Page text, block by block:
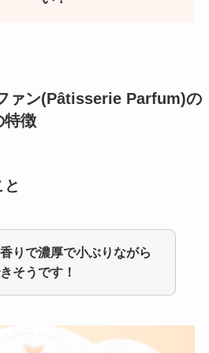
ァン(Pâtisserie Parfum)の
特徴
りで濃厚で小ぶりながら
そうです！